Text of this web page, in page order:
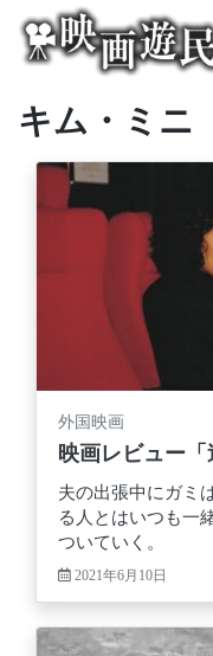
content
キム・ミニ
外国映画
映画レビュー「
夫の出張中にガミ
る人とはいつも一
ついていく。
2021年6月10日